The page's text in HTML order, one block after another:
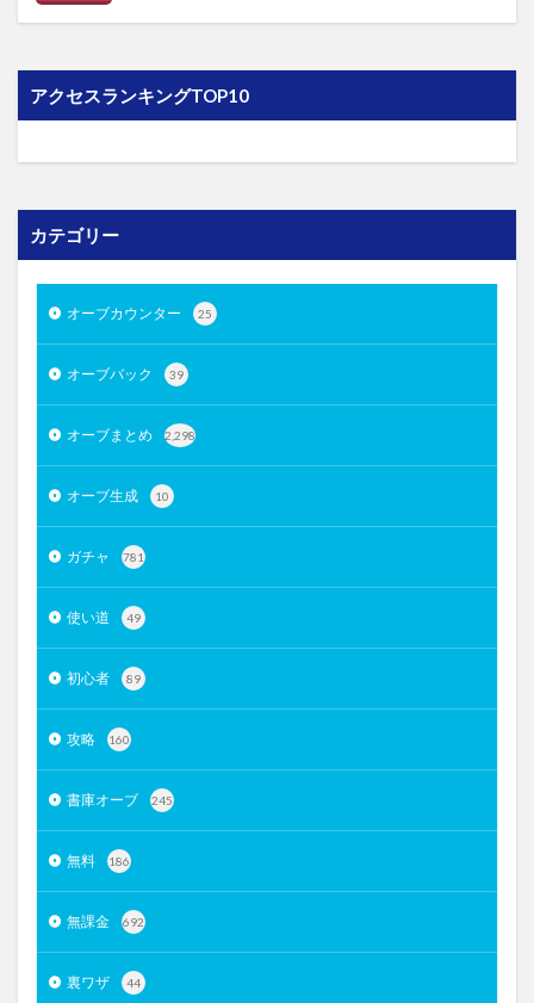
アクセスランキングTOP10
カテゴリー
オーブカウンター 25
オーブバック 39
オーブまとめ 2,298
オーブ生成 10
ガチャ 781
使い道 49
初心者 89
攻略 160
書庫オーブ 245
無料 186
無課金 692
裏ワザ 44